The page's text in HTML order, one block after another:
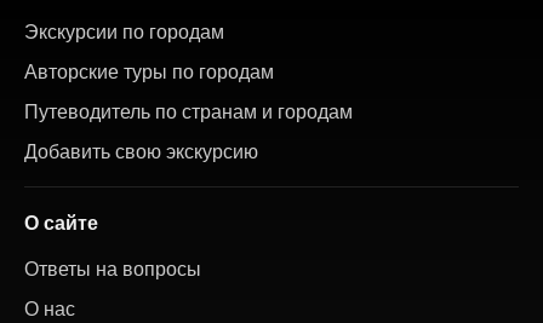
Экскурсии по городам
Авторские туры по городам
Путеводитель по странам и городам
Добавить свою экскурсию
О сайте
Ответы на вопросы
О нас